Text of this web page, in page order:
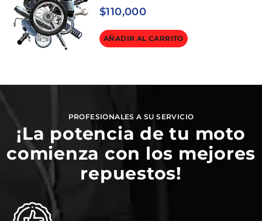
$110,000
AÑADIR AL CARRITO
PROFESIONALES A SU SERVICIO
¡La potencia de tu moto
comienza con los mejores
repuestos!